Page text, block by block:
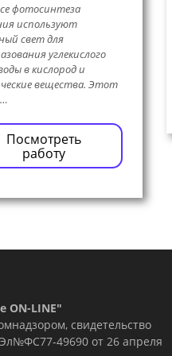
фотосинтеза
используют
свет для
углекислого
в кислород и
вещества. Этот
Посмотреть
работу
ON-LINE"
свидетельство
49690 от 26 апреля